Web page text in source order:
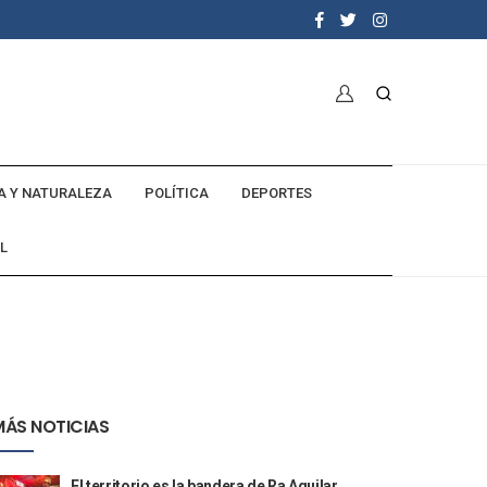
Y NATURALEZA POLÍTICA DEPORTES
NOTICIAS